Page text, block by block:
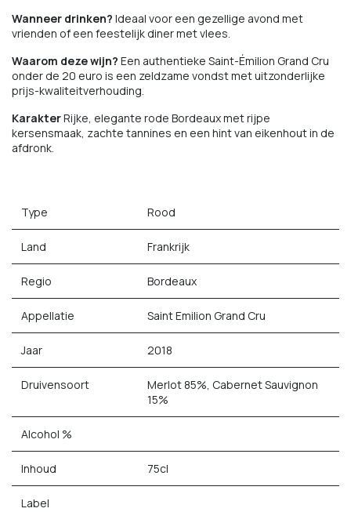
Wanneer drinken? Ideaal voor een gezellige avond met
vrienden of een feestelijk diner met vlees.
Waarom deze wijn? Een authentieke Saint-Émilion Grand Cru
onder de 20 euro is een zeldzame vondst met uitzonderlijke
prijs-kwaliteitverhouding.
KarakterRijke, elegante rode Bordeaux met rijpe
kersensmaak, zachte tannines en een hint van eikenhout in de
afdronk.
Type Rood
Land Frankrijk
Regio Bordeaux
Appellatie Saint Emilion Grand Cru
Jaar 2018
Druivensoort
Merlot 85%, Cabernet Sauvignon
15%
Alcohol %
Inhoud 75cl
Label